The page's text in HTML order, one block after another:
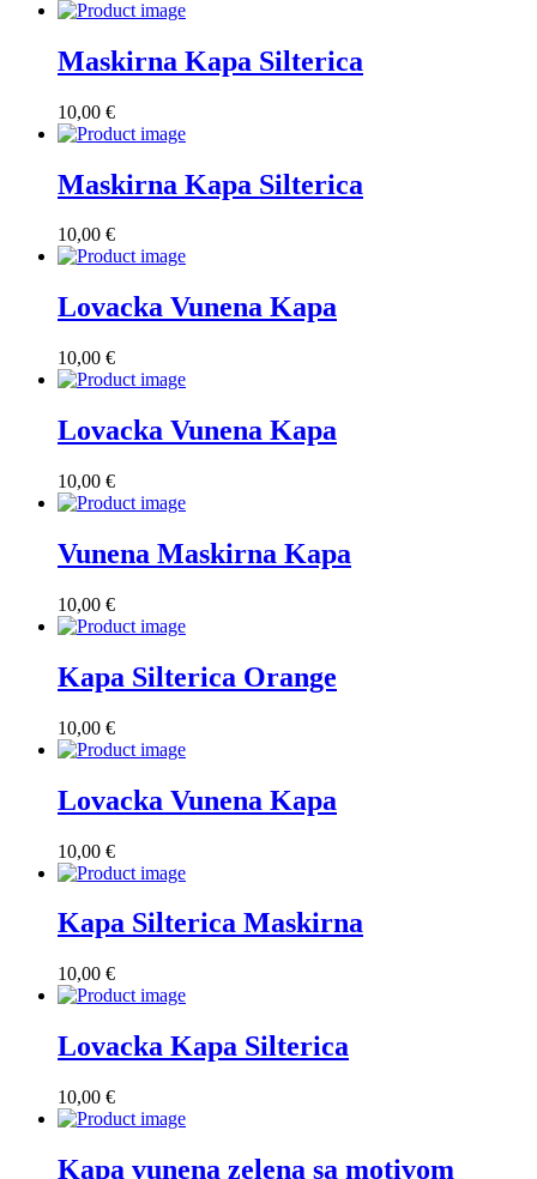
Maskirna Kapa Silterica
10,00 €
Maskirna Kapa Silterica
10,00 €
Lovacka Vunena Kapa
10,00 €
Lovacka Vunena Kapa
10,00 €
Vunena Maskirna Kapa
10,00 €
Kapa Silterica Orange
10,00 €
Lovacka Vunena Kapa
10,00 €
Kapa Silterica Maskirna
10,00 €
Lovacka Kapa Silterica
10,00 €
Kapa vunena zelena sa motivom